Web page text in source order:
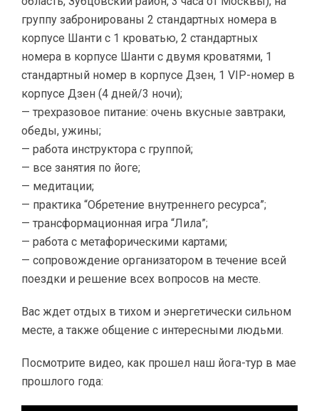
группу забронированы 2 стандартных номера в
корпусе Шанти с 1 кроватью, 2 стандартных
номера в корпусе Шанти с двумя кроватями, 1
стандартный номер в корпусе Дзен, 1 VIP-номер в
корпусе Дзен (4 дней/3 ночи);
— трехразовое питание: очень вкусные завтраки,
обеды, ужины;
— работа инструктора с группой;
— все занятия по йоге;
— медитации;
— практика “Обретение внутреннего ресурса”;
— трансформационная игра “Лила”;
— работа с метафорическими картами;
— сопровождение организатором в течение всей
поездки и решение всех вопросов на месте.
Вас ждет отдых в тихом и энергетически сильном
месте, а также общение с интересными людьми.
Посмотрите видео, как прошел наш йога-тур в мае
прошлого года: